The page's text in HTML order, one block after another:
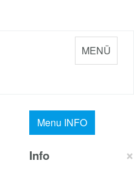
MENÜ
Menu INFO
×
Info